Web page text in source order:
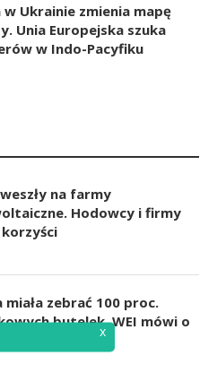
w Ukrainie zmienia mapę
Unia Europejska szuka
w Indo-Pacyfiku
na farmy
Hodowcy i firmy
miała zebrać 100 proc.
butelek. WEI mówi o
iluzji
x